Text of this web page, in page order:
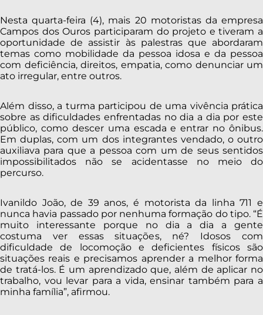
Nesta quarta-feira (4), mais 20 motoristas da empresa
Campos dos Ouros participaram do projeto e tiveram a
oportunidade de assistir às palestras que abordaram
temas como mobilidade da pessoa idosa e da pessoa
com deficiência, direitos, empatia, como denunciar um
ato irregular, entre outros.
Além disso, a turma participou de uma vivência prática
sobre as dificuldades enfrentadas no dia a dia por este
público, como descer uma escada e entrar no ônibus.
Em duplas, com um dos integrantes vendado, o outro
auxiliava para que a pessoa com um de seus sentidos
impossibilitados não se acidentasse no meio do
percurso.
Ivanildo João, de 39 anos, é motorista da linha 711 e
nunca havia passado por nenhuma formação do tipo. “É
muito interessante porque no dia a dia a gente
costuma ver essas situações, né? Idosos com
dificuldade de locomoção e deficientes físicos são
situações reais e precisamos aprender a melhor forma
de tratá-los. É um aprendizado que, além de aplicar no
trabalho, vou levar para a vida, ensinar também para a
minha família”, afirmou.